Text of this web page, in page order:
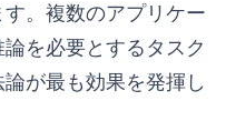
。複数のアプリケー
を必要とするタスク
が最も効果を発揮し